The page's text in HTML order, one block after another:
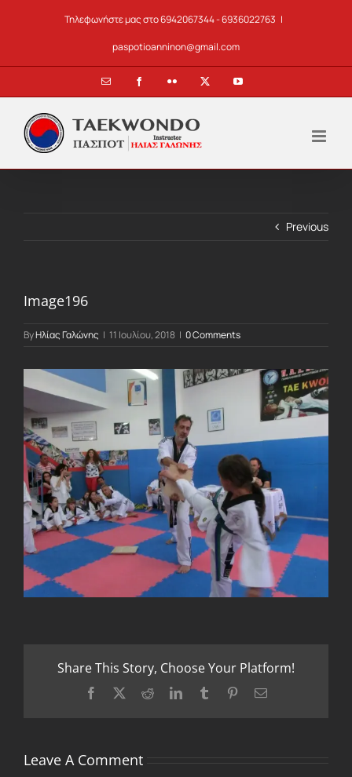
Τηλεφωνήστε μας στο 6942067344 - 6936022763 |
paspotioanninon@gmail.com
Email FacebookFlickr YouTube
Previous
Image196
ByΗλίας Γαλώνης | 11 Ιουλίου, 2018 | 0 Comments
Share This Story, Choose Your Platform!
Facebook RedditLinkedInTumblr PinterestEmail
Leave A Comment